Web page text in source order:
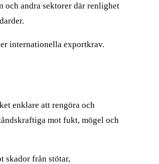
och andra sektorer där renlighet
internationella exportkrav.
enklare att rengöra och
mot fukt, mögel och
skador från stötar,